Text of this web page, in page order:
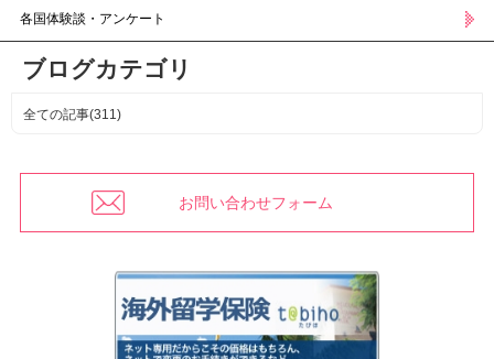
各国体験談・アンケート
ブログカテゴリ
全ての記事(311)
お問い合わせフォーム